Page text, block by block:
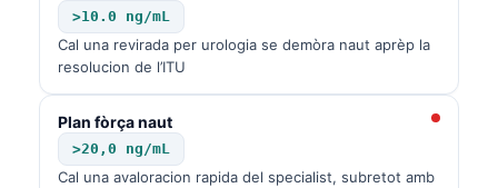
>10.0 ng/mL
Cal una revirada per urologia se demòra naut aprèp la
resolucion de l’ITU
Plan fòrça naut
>20,0 ng/mL
Cal una avaloracion rapida del specialist, subretot amb